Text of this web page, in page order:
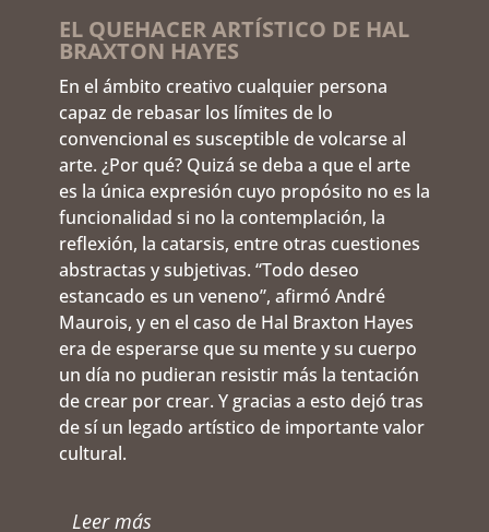
EL QUEHACER ARTÍSTICO DE HAL
BRAXTON HAYES
En el ámbito creativo cualquier persona
capaz de rebasar los límites de lo
convencional es susceptible de volcarse al
arte. ¿Por qué? Quizá se deba a que el arte
es la única expresión cuyo propósito no es la
funcionalidad si no la contemplación, la
reflexión, la catarsis, entre otras cuestiones
abstractas y subjetivas. “Todo deseo
estancado es un veneno”, afirmó André
Maurois, y en el caso de Hal Braxton Hayes
era de esperarse que su mente y su cuerpo
un día no pudieran resistir más la tentación
de crear por crear. Y gracias a esto dejó tras
de sí un legado artístico de importante valor
cultural.
Leer más